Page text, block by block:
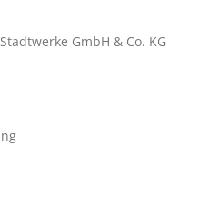
GmbH & Co. KG